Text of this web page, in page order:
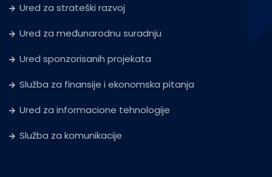
Ured za strateški razvoj
Ured za međunarodnu suradnju
Ured sponzorisanih projekata
Služba za finansije i ekonomska pitanja
Ured za informacione tehnologije
Služba za komunikacije